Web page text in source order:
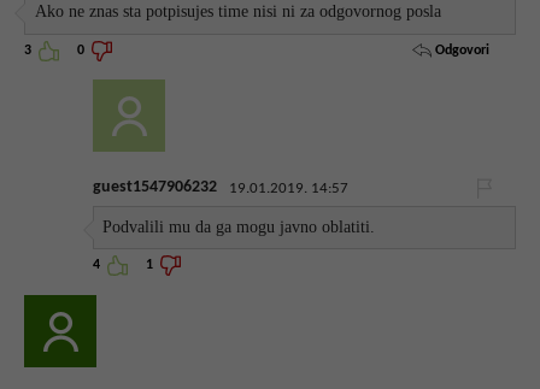
Ako ne znas sta potpisujes time nisi ni za odgovornog posla
3 0 Odgovori
guest1547906232 19.01.2019. 14:57
Podvalili mu da ga mogu javno oblatiti.
4 1